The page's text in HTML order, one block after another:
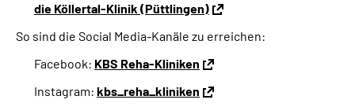
die Köllertal-Klinik (Püttlingen)
So sind die Social Media-Kanäle zu erreichen:
Facebook: KBS Reha-Kliniken
Instagram: kbs_reha_kliniken